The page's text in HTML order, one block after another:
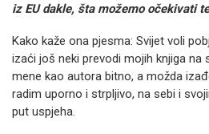
iz EU dakle, šta možemo očekivati
Kako kaže ona pjesma: Svijet voli
izaći još neki prevodi mojih knjiga na
mene kao autora bitno, a možda
radim uporno i strpljivo, na sebi i
put uspjeha.